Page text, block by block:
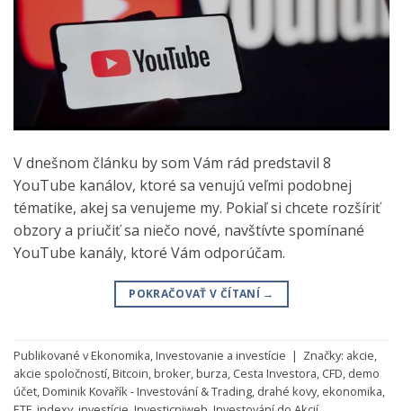
V dnešnom článku by som Vám rád predstavil 8
YouTube kanálov, ktoré sa venujú veľmi podobnej
tématike, akej sa venujeme my. Pokiaľ si chcete rozšíriť
obzory a priučiť sa niečo nové, navštívte spomínané
YouTube kanály, ktoré Vám odporúčam.
POKRAČOVAŤ V ČÍTANÍ →
Publikované vEkonomika,Investovanie a investície | Značky: akcie,
akcie spoločností,Bitcoin,broker,burza, Cesta Investora, CFD, demo
účet,Dominik Kovařík - Investování & Trading, drahé kovy, ekonomika,